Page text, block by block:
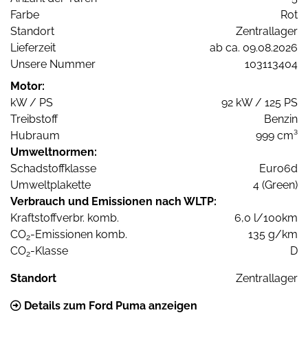
Farbe
Rot
Standort
Zentrallager
Lieferzeit
ab ca. 09.08.2026
Unsere Nummer
103113404
Motor:
kW / PS
92 kW / 125 PS
Treibstoff
Benzin
Hubraum
999 cm³
Umweltnormen:
Schadstoffklasse
Euro6d
Umweltplakette
4 (Green)
Verbrauch und Emissionen nach WLTP:
Kraftstoffverbr. komb.
6,0 l/100km
CO2-Emissionen komb.
135 g/km
CO2-Klasse D
Standort Zentrallager
Details zum Ford Puma anzeigen